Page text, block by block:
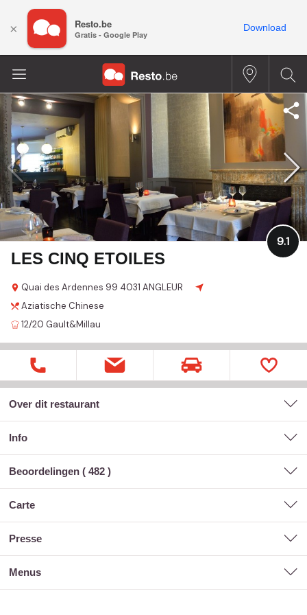
LES CINQ ETOILES
Quai des Ardennes 99 4031 ANGLEUR
9.1
Aziatische Chinese
12/20 Gault&Millau
Over dit restaurant
Info
Beoordelingen ( 482 )
carte
presse
menus
× Resto.be
Gratis - Google Play
Download